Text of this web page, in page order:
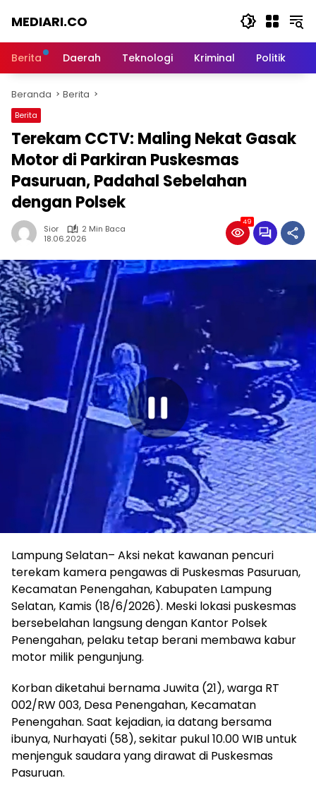
MEDIARI.CO
Berita Daerah Teknologi Kriminal Politik
Beranda Berita
Berita
‎Terekam CCTV: Maling Nekat Gasak
Motor di Parkiran Puskesmas
Pasuruan, Padahal Sebelahan
dengan Polsek ‎
Sior
2 Min Baca
18.06.2026
49
‎Lampung Selatan– Aksi nekat kawanan pencuri
terekam kamera pengawas di Puskesmas Pasuruan,
Kecamatan Penengahan, Kabupaten Lampung
Selatan, Kamis (18/6/2026). Meski lokasi puskesmas
bersebelahan langsung dengan Kantor Polsek
Penengahan, pelaku tetap berani membawa kabur
motor milik pengunjung.
‎Korban diketahui bernama Juwita (21), warga RT
002/RW 003, Desa Penengahan, Kecamatan
Penengahan. Saat kejadian, ia datang bersama
ibunya, Nurhayati (58), sekitar pukul 10.00 WIB untuk
menjenguk saudara yang dirawat di Puskesmas
Pasuruan.